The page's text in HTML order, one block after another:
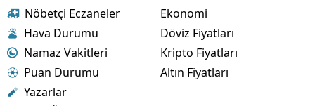
Nöbetçi Eczaneler
Hava Durumu
Namaz Vakitleri
Puan Durumu
Yazarlar
Ekonomi
Döviz Fiyatları
Kripto Fiyatları
Altın Fiyatları